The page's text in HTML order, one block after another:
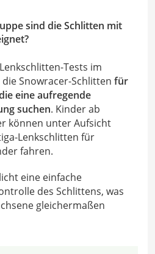
sind die Schlitten mit
Tests im
Snowracer-Schlitten für
eine aufregende
suchen. Kinder ab
können unter Aufsicht
Lenkschlitten für
fahren.
eine einfache
des Schlittens, was
gleichermaßen